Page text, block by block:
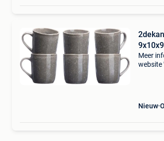
Meer
website
Nieuw